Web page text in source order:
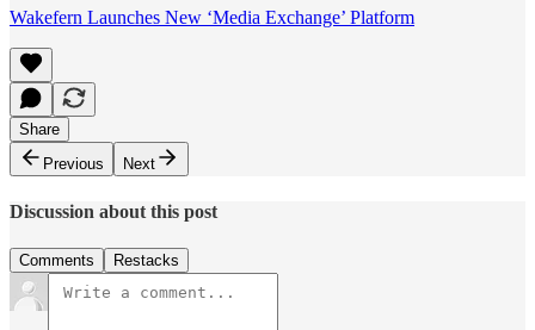
Wakefern Launches New ‘Media Exchange’ Platform
Share
Previous
Next
Discussion about this post
Comments Restacks